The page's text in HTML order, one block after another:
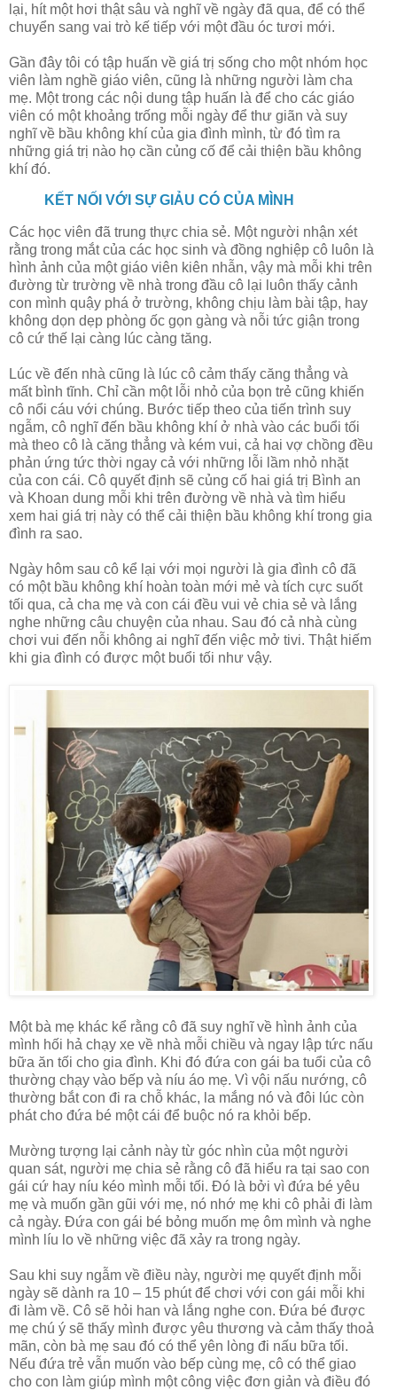
lại, hít một hơi thật sâu và nghĩ về ngày đã qua, để có thể
chuyển sang vai trò kế tiếp với một đầu óc tươi mới.
Gần đây tôi có tập huấn về giá trị sống cho một nhóm học
viên làm nghề giáo viên, cũng là những người làm cha
mẹ. Một trong các nội dung tập huấn là để cho các giáo
viên có một khoảng trống mỗi ngày để thư giãn và suy
nghĩ về bầu không khí của gia đình mình, từ đó tìm ra
những giá trị nào họ cần củng cố để cải thiện bầu không
khí đó.
KẾT NỐI VỚI SỰ GIẢU CÓ CỦA MÌNH
Các học viên đã trung thực chia sẻ. Một người nhận xét
rằng trong mắt của các học sinh và đồng nghiệp cô luôn là
hình ảnh của một giáo viên kiên nhẫn, vậy mà mỗi khi trên
đường từ trường về nhà trong đầu cô lại luôn thấy cảnh
con mình quậy phá ở trường, không chịu làm bài tập, hay
không dọn dẹp phòng ốc gọn gàng và nỗi tức giận trong
cô cứ thế lại càng lúc càng tăng.
Lúc về đến nhà cũng là lúc cô cảm thấy căng thẳng và
mất bình tĩnh. Chỉ cần một lỗi nhỏ của bọn trẻ cũng khiến
cô nổi cáu với chúng. Bước tiếp theo của tiến trình suy
ngẫm, cô nghĩ đến bầu không khí ở nhà vào các buổi tối
mà theo cô là căng thẳng và kém vui, cả hai vợ chồng đều
phản ứng tức thời ngay cả với những lỗi lầm nhỏ nhặt
của con cái. Cô quyết định sẽ củng cố hai giá trị Bình an
và Khoan dung mỗi khi trên đường về nhà và tìm hiểu
xem hai giá trị này có thể cải thiện bầu không khí trong gia
đình ra sao.
Ngày hôm sau cô kể lại với mọi người là gia đình cô đã
có một bầu không khí hoàn toàn mới mẻ và tích cực suốt
tối qua, cả cha mẹ và con cái đều vui vẻ chia sẻ và lắng
nghe những câu chuyện của nhau. Sau đó cả nhà cùng
chơi vui đến nỗi không ai nghĩ đến việc mở tivi. Thật hiếm
khi gia đình có được một buổi tối như vậy.
Một bà mẹ khác kể rằng cô đã suy nghĩ về hình ảnh của
mình hối hả chạy xe về nhà mỗi chiều và ngay lập tức nấu
bữa ăn tối cho gia đình. Khi đó đứa con gái ba tuổi của cô
thường chạy vào bếp và níu áo mẹ. Vì vội nấu nướng, cô
thường bắt con đi ra chỗ khác, la mắng nó và đôi lúc còn
phát cho đứa bé một cái để buộc nó ra khỏi bếp.
Mường tượng lại cảnh này từ góc nhìn của một người
quan sát, người mẹ chia sẻ rằng cô đã hiểu ra tại sao con
gái cứ hay níu kéo mình mỗi tối. Đó là bởi vì đứa bé yêu
mẹ và muốn gần gũi với mẹ, nó nhớ mẹ khi cô phải đi làm
cả ngày. Đứa con gái bé bỏng muốn mẹ ôm mình và nghe
mình líu lo về những việc đã xảy ra trong ngày.
Sau khi suy ngẫm về điều này, người mẹ quyết định mỗi
ngày sẽ dành ra 10 – 15 phút để chơi với con gái mỗi khi
đi làm về. Cô sẽ hỏi han và lắng nghe con. Đứa bé được
mẹ chú ý sẽ thấy mình được yêu thương và cảm thấy thoả
mãn, còn bà mẹ sau đó có thể yên lòng đi nấu bữa tối.
Nếu đứa trẻ vẫn muốn vào bếp cùng mẹ, cô có thể giao
cho con làm giúp mình một công việc đơn giản và điều đó